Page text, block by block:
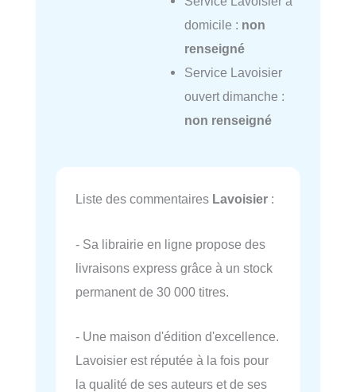
domicile : non
renseigné
Service Lavoisier
ouvert dimanche :
non renseigné
Liste des commentaires Lavoisier :
- Sa librairie en ligne propose des
livraisons express grâce à un stock
permanent de 30 000 titres.
- Une maison d'édition d'excellence.
Lavoisier est réputée à la fois pour
la qualité de ses auteurs et de ses